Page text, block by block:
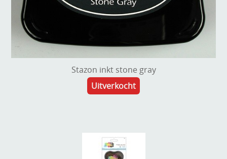
Stazon inkt stone gray
Uitverkocht